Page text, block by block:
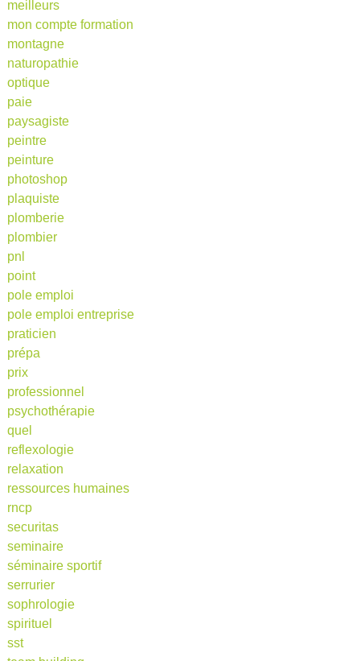
meilleurs
mon compte formation
montagne
naturopathie
optique
paie
paysagiste
peintre
peinture
photoshop
plaquiste
plomberie
plombier
pnl
point
pole emploi
pole emploi entreprise
praticien
prépa
prix
professionnel
psychothérapie
quel
reflexologie
relaxation
ressources humaines
rncp
securitas
seminaire
séminaire sportif
serrurier
sophrologie
spirituel
sst